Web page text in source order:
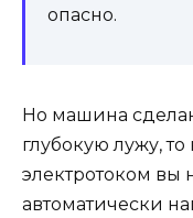
опасно.
Но машина
глубокую лужу,
электротоком вы
автоматически